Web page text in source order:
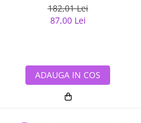
182,01 Lei
87,00 Lei
ADAUGA IN COS